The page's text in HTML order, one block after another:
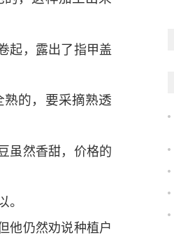
起，露出了指甲盖
的，要采摘熟透
虽然香甜，价格的
。
他仍然劝说种植户